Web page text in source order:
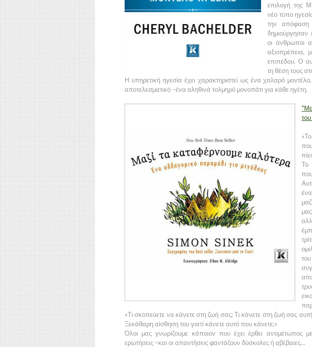
επιλογή της
νέο τύπο
την απόφαση
οι άνθρωποι
αξιοπρέπεια,
επιπέδου. Ο
τη θέση τους
Η υπηρετική ηγεσία έχει χαρακτηριστεί ως ένα χαλαρό
αποτελεσματικό –ένα αληθινά τολμηρό μονοπάτι για κάθε ηγέτη.
Το
«Τι σκοπεύετε να κάνετε στη ζωή σας; Τι κάνετε στη ζωή σας
Ξεκάθαρη αίσθηση του γιατί κάνετε αυτό που κάνετε;»
Όλοι μας γνωρίζουμε κάποιον που έχει έρθει αντιμέτωπος
ερωτήσεις –και οι απαντήσεις φαντάζουν δύσκολες ή αβέβαιες…